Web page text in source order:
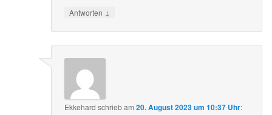
Antworten ↓
Ekkehard schriebam20. August 2023 um 10:37 Uhr: